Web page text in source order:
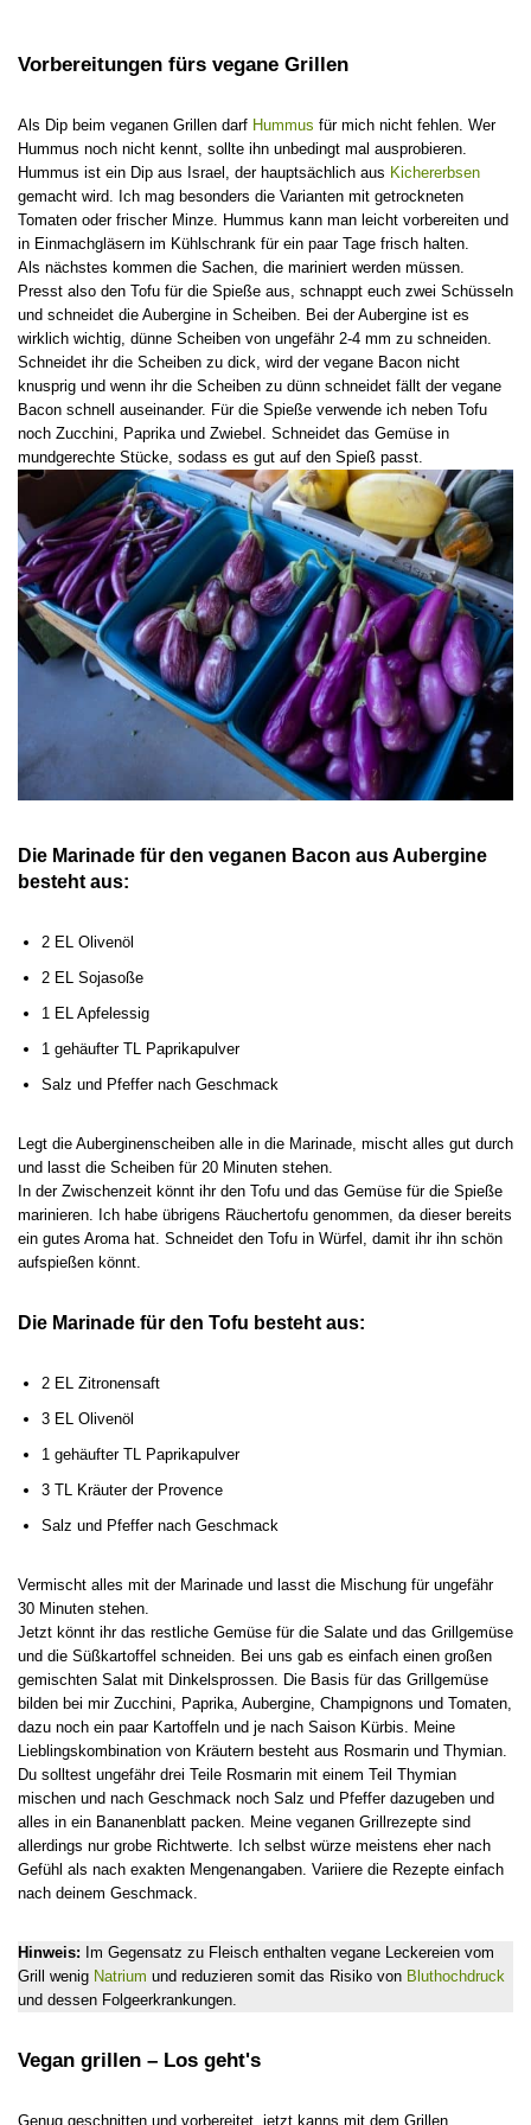
Vorbereitungen fürs vegane Grillen
Als Dip beim veganen Grillen darf Hummus für mich nicht fehlen. Wer
Hummus noch nicht kennt, sollte ihn unbedingt mal ausprobieren.
Hummus ist ein Dip aus Israel, der hauptsächlich aus Kichererbsen
gemacht wird. Ich mag besonders die Varianten mit getrockneten
Tomaten oder frischer Minze. Hummus kann man leicht vorbereiten und
in Einmachgläsern im Kühlschrank für ein paar Tage frisch halten.
Als nächstes kommen die Sachen, die mariniert werden müssen.
Presst also den Tofu für die Spieße aus, schnappt euch zwei Schüsseln
und schneidet die Aubergine in Scheiben. Bei der Aubergine ist es
wirklich wichtig, dünne Scheiben von ungefähr 2-4 mm zu schneiden.
Schneidet ihr die Scheiben zu dick, wird der vegane Bacon nicht
knusprig und wenn ihr die Scheiben zu dünn schneidet fällt der vegane
Bacon schnell auseinander. Für die Spieße verwende ich neben Tofu
noch Zucchini, Paprika und Zwiebel. Schneidet das Gemüse in
mundgerechte Stücke, sodass es gut auf den Spieß passt.
Die Marinade für den veganen Bacon aus Aubergine
besteht aus:
2 EL Olivenöl
2 EL Sojasoße
1 EL Apfelessig
1 gehäufter TL Paprikapulver
Salz und Pfeffer nach Geschmack
Legt die Auberginenscheiben alle in die Marinade, mischt alles gut durch
und lasst die Scheiben für 20 Minuten stehen.
In der Zwischenzeit könnt ihr den Tofu und das Gemüse für die Spieße
marinieren. Ich habe übrigens Räuchertofu genommen, da dieser bereits
ein gutes Aroma hat. Schneidet den Tofu in Würfel, damit ihr ihn schön
aufspießen könnt.
Die Marinade für den Tofu besteht aus:
2 EL Zitronensaft
3 EL Olivenöl
1 gehäufter TL Paprikapulver
3 TL Kräuter der Provence
Salz und Pfeffer nach Geschmack
Vermischt alles mit der Marinade und lasst die Mischung für ungefähr
30 Minuten stehen.
Jetzt könnt ihr das restliche Gemüse für die Salate und das Grillgemüse
und die Süßkartoffel schneiden. Bei uns gab es einfach einen großen
gemischten Salat mit Dinkelsprossen. Die Basis für das Grillgemüse
bilden bei mir Zucchini, Paprika, Aubergine, Champignons und Tomaten,
dazu noch ein paar Kartoffeln und je nach Saison Kürbis. Meine
Lieblingskombination von Kräutern besteht aus Rosmarin und Thymian.
Du solltest ungefähr drei Teile Rosmarin mit einem Teil Thymian
mischen und nach Geschmack noch Salz und Pfeffer dazugeben und
alles in ein Bananenblatt packen. Meine veganen Grillrezepte sind
allerdings nur grobe Richtwerte. Ich selbst würze meistens eher nach
Gefühl als nach exakten Mengenangaben. Variiere die Rezepte einfach
nach deinem Geschmack.
Hinweis: Im Gegensatz zu Fleisch enthalten vegane Leckereien vom
Grill wenig Natrium und reduzieren somit das Risiko von Bluthochdruck
und dessen Folgeerkrankungen.
Vegan grillen – Los geht's
Genug geschnitten und vorbereitet, jetzt kanns mit dem Grillen